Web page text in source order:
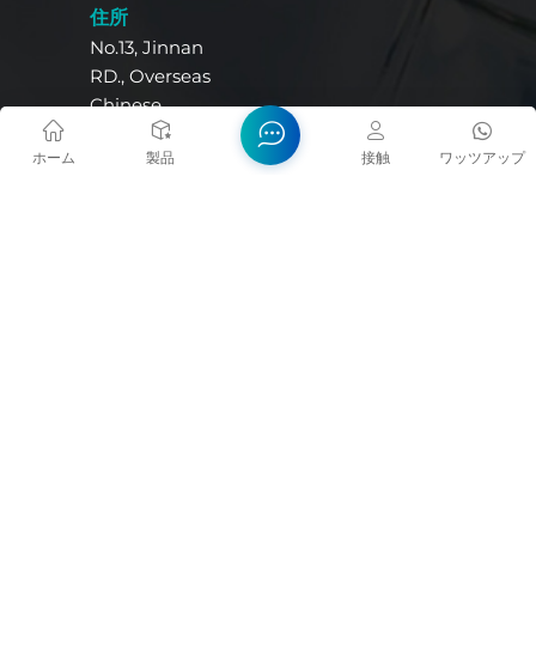
住所
No.13, Jinnan
RD., Overseas
Chinese
Industrial
ホーム 製品 ワッツアップ
接触